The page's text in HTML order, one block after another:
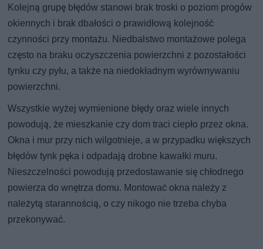
Kolejną grupę błędów stanowi brak troski o poziom progów
okiennych i brak dbałości o prawidłową kolejność
czynności przy montażu. Niedbalstwo montażowe polega
często na braku oczyszczenia powierzchni z pozostałości
tynku czy pyłu, a także na niedokładnym wyrównywaniu
powierzchni.
Wszystkie wyżej wymienione błędy oraz wiele innych
powodują, że mieszkanie czy dom traci ciepło przez okna.
Okna i mur przy nich wilgotnieje, a w przypadku większych
błędów tynk pęka i odpadają drobne kawałki muru.
Nieszczelności powodują przedostawanie się chłodnego
powierza do wnętrza domu. Montować okna należy z
należytą starannością, o czy nikogo nie trzeba chyba
przekonywać.